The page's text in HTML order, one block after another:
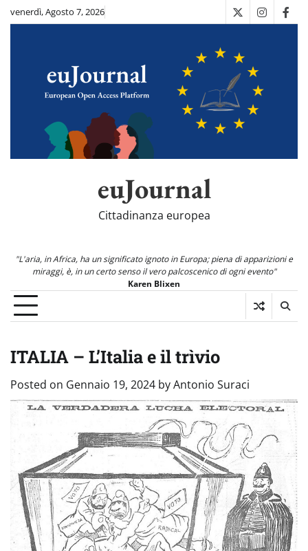
Skipvenerdì, Agosto 7, 2026 X
euJournal
Cittadinanza europea
"L'aria, in Africa, ha un significato ignoto in Europa; piena di apparizioni e
miraggi, è, in un certo senso il vero palcoscenico di ogni evento"
Karen Blixen
ITALIA – L’Italia e il trìvio
Posted on Gennaio 19, 2024 byAntonio Suraci